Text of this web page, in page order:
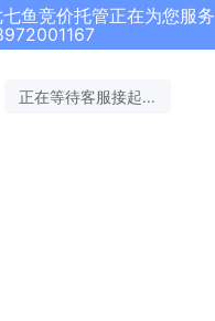
七鱼竞价托管正在为您服务
正在等待客服接起...